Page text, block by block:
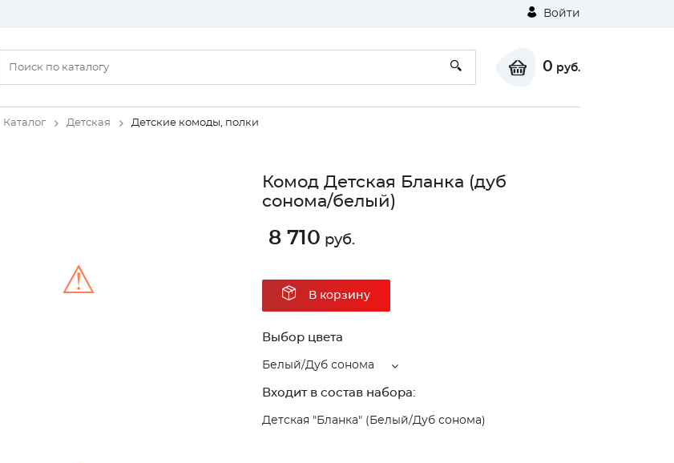
Войти
0 руб.
Каталог Детская Детские комоды, полки
⚠
Комод Детская Бланка (дуб
сонома/белый)
8 710 руб.
В корзину
Выбор цвета
Белый/Дуб сонома
Входит в состав набора:
Детская "Бланка" (Белый/Дуб сонома)